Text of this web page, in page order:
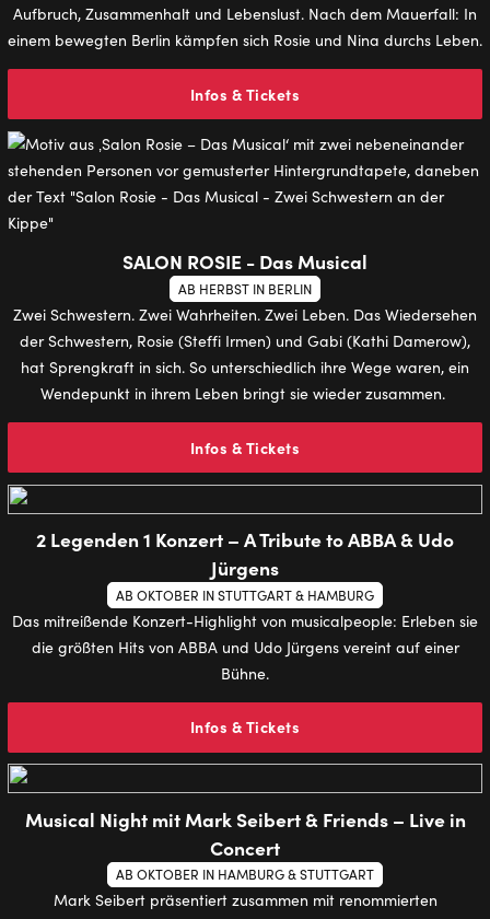
Aufbruch, Zusammenhalt und Lebenslust. Nach dem Mauerfall: In
einem bewegten Berlin kämpfen sich Rosie und Nina durchs Leben.
Infos & Tickets
SALON ROSIE - Das Musical
AB HERBST IN BERLIN
Zwei Schwestern. Zwei Wahrheiten. Zwei Leben. Das Wiedersehen
der Schwestern, Rosie (Steffi Irmen) und Gabi (Kathi Damerow),
hat Sprengkraft in sich. So unterschiedlich ihre Wege waren, ein
Wendepunkt in ihrem Leben bringt sie wieder zusammen.
Infos & Tickets
2 Legenden 1 Konzert – A Tribute to ABBA & Udo
Jürgens
AB OKTOBER IN STUTTGART & HAMBURG
Das mitreißende Konzert-Highlight von musicalpeople: Erleben sie
die größten Hits von ABBA und Udo Jürgens vereint auf einer
Bühne.
Infos & Tickets
Musical Night mit Mark Seibert & Friends – Live in
Concert
AB OKTOBER IN HAMBURG & STUTTGART
Mark Seibert präsentiert zusammen mit renommierten